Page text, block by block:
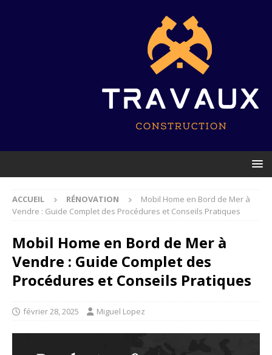
ACCUEIL RÉNOVATION
Mobil Home en Bord de Mer à
Vendre : Guide Complet des Procédures et Conseils Pratiques
Mobil Home en Bord de Mer à
Vendre : Guide Complet des
Procédures et Conseils Pratiques
février 28, 2025 Miguel Lopez